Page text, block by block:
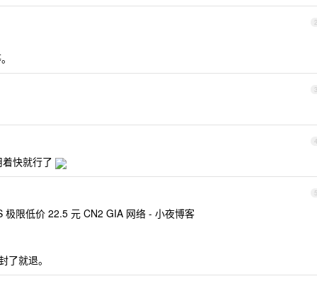
2
3
4
快就行了
5
限低价 22.5 元 CN2 GIA 网络 - 小夜博客
了就退。